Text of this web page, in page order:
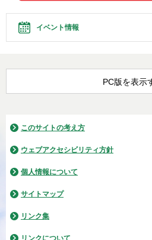
イベント情報
PC版を表示
このサイトの考え方
ウェブアクセシビリティ方針
個人情報について
サイトマップ
リンク集
リンクについて